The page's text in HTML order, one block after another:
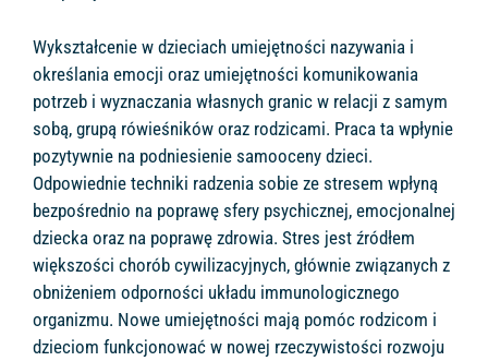
Wykształcenie w dzieciach umiejętności nazywania i
określania emocji oraz umiejętności komunikowania
potrzeb i wyznaczania własnych granic w relacji z samym
sobą, grupą rówieśników oraz rodzicami. Praca ta wpłynie
pozytywnie na podniesienie samooceny dzieci.
Odpowiednie techniki radzenia sobie ze stresem wpłyną
bezpośrednio na poprawę sfery psychicznej, emocjonalnej
dziecka oraz na poprawę zdrowia. Stres jest źródłem
większości chorób cywilizacyjnych, głównie związanych z
obniżeniem odporności układu immunologicznego
organizmu. Nowe umiejętności mają pomóc rodzicom i
dzieciom funkcjonować w nowej rzeczywistości rozwoju